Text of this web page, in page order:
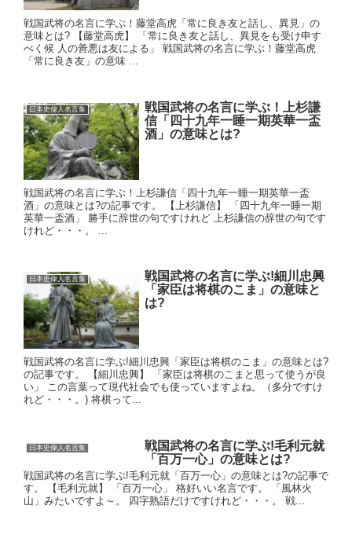
戦国武将の名言に学ぶ！藤堂高虎「常に良き友と話し、異見」の
意味とは? 【藤堂高虎】 「常に良き友と話し、異見をも受け申す
べく候 人の善悪は友による」 戦国武将の名言に学ぶ！藤堂高虎
「常に良き友」の意味 ...
日本史偉人名言集
戦国武将の名言に学ぶ！上杉謙
信「四十九年一睡一期英華一盃
酒」の意味とは?
戦国武将の名言に学ぶ！上杉謙信「四十九年一睡一期英華一盃
酒」の意味とは?の記事です。 【上杉謙信】 「四十九年一睡一期
英華一盃酒」 勝手に辞世の句ですけれど 上杉謙信の辞世の句です
けれど・・・。 ...
日本史偉人名言集
戦国武将の名言に学ぶ!細川忠興
「家臣は将棋のこま」の意味と
は?
戦国武将の名言に学ぶ!細川忠興「家臣は将棋のこま」の意味とは?
の記事です。 【細川忠興】 「家臣は将棋のこまと思って使うが良
い」 この言葉って現代社会でも使っていますよね。（多分ですけ
れど・・・。) 将棋って...
日本史偉人名言集
戦国武将の名言に学ぶ!毛利元就
「百万一心」の意味とは?
戦国武将の名言に学ぶ!毛利元就「百万一心」の意味とは?の記事で
す。 【毛利元就】 「百万一心」 格好いい名言です。 「風林火
山」みたいですよ～。 四字熟語だけですけれど・・・。 戦...